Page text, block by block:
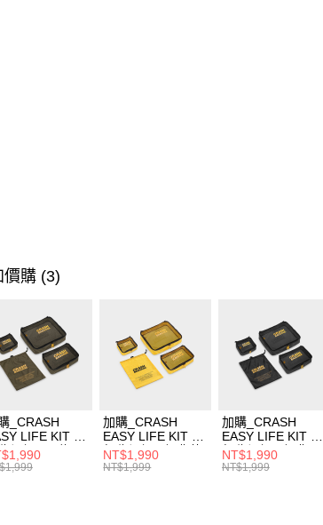
價購 (3)
_CRASH
LIFE KIT 旅
納組 - 軍綠
加購_CRASH
EASY LIFE KIT 旅
行收納組 - 經典黃
NT$1,990
NT$1,999
加購_CRASH
EASY LIFE KIT 旅
行收納組 - 經典黑
NT$1,990
NT$1,999